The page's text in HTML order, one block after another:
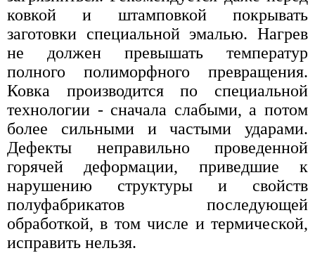
ковкой и штамповкой покрывать
заготовки специальной эмалью. Нагрев
не должен превышать температур
полного полиморфного превращения.
Ковка производится по специальной
технологии - сначала слабыми, а потом
более сильными и частыми ударами.
Дефекты неправильно проведенной
горячей деформации, приведшие к
нарушению структуры и свойств
полуфабрикатов последующей
обработкой, в том числе и термической,
исправить нельзя.